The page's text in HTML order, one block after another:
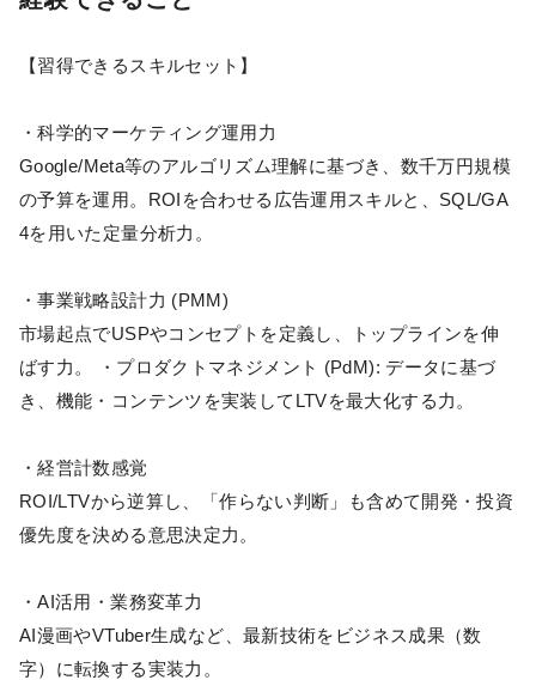
【習得できるスキルセット】
・科学的マーケティング運用力
Google/Meta等のアルゴリズム理解に基づき、数千万円規模
の予算を運用。ROIを合わせる広告運用スキルと、SQL/GA
4を用いた定量分析力。
・事業戦略設計力 (PMM)
市場起点でUSPやコンセプトを定義し、トップラインを伸
ばす力。 ・プロダクトマネジメント (PdM): データに基づ
き、機能・コンテンツを実装してLTVを最大化する力。
・経営計数感覚
ROI/LTVから逆算し、「作らない判断」も含めて開発・投資
優先度を決める意思決定力。
・AI活用・業務変革力
AI漫画やVTuber生成など、最新技術をビジネス成果（数
字）に転換する実装力。